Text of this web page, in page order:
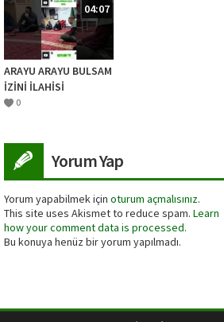
04:07
ARAYU ARAYU BULSAM
İZİNİ İLAHİSİ
USTADIMIZ (ŞEYH
MEŞK
0
Yorum Yap
Yorum yapabilmek için oturum açmalısınız.
This site uses Akismet to reduce spam. Learn
how your comment data is processed.
Bu konuya henüz bir yorum yapılmadı.